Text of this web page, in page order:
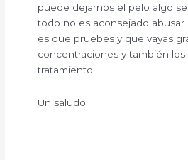
puede dejarnos el pelo algo
todo no es aconsejado
es que pruebes y que vayas
concentraciones y también
tratamiento.
Un saludo.